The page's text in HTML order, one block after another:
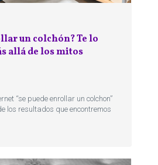
un colchón? Te lo
allá de los mitos
“se puede enrollar un colchon”
los resultados que encontremos